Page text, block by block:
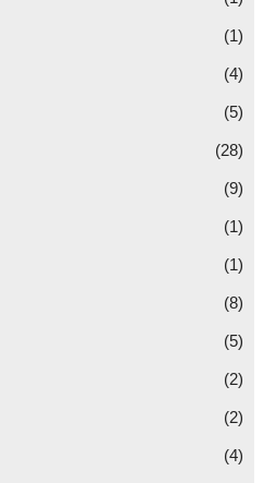
(1)
(4)
(5)
(28)
(9)
(1)
(1)
(8)
(5)
(2)
(2)
(4)